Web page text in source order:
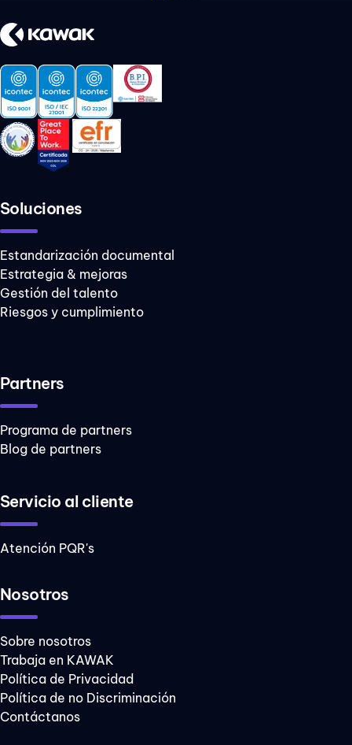
Soluciones
Estandarización documental
Estrategia & mejoras
Gestión del talento
Riesgos y cumplimiento
Partners
Programa de partners
Blog de partners
Servicio al cliente
Atención PQR's
Nosotros
Sobre nosotros
Trabaja en KAWAK
Política de Privacidad
Política de no Discriminación
Contáctanos